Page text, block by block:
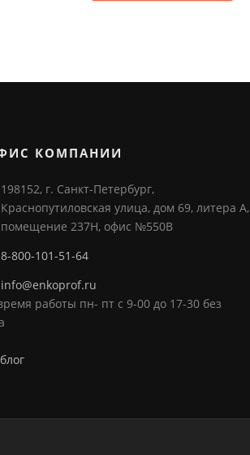
КОМПАНИИ
198152, г. Санкт-Петербург,
Краснопутиловская улица, дом 69, литера А,
помещение 237Н, офис №550В
8-800-101-51-64
info@enkoprof.ru
работы пн- пт с 9-00 до 17-30 без